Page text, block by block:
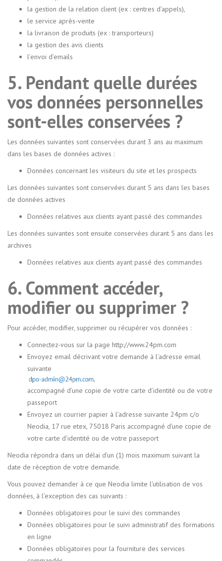
la gestion de la relation client (ex : centres d’appels),
le service après-vente
la livraison de produits (ex : transporteurs)
la gestion des avis clients
l’envoi d’emails
5. Pendant quelle durées
vos données personnelles
sont-elles conservées ?
Les données suivantes sont conservées durant 3 ans au maximum
dans les bases de données actives :
Données concernant les visiteurs du site et les prospects
Les données suivantes sont conservées durant 5 ans dans les bases
de données actives
Données relatives aux clients ayant passé des commandes
Les données suivantes sont ensuite conservées durant 5 ans dans les
archives
Données relatives aux clients ayant passé des commandes
6. Comment accéder,
modifier ou supprimer ?
Pour accéder, modifier, supprimer ou récupérer vos données :
Connectez-vous sur la page http://www.24pm.com
Envoyez email décrivant votre demande à l’adresse email
suivante
accompagné d’une copie de votre carte d’identité ou de votre
passeport
Envoyez un courrier papier à l’adresse suivante 24pm c/o
Neodia, 17 rue etex, 75018 Paris accompagné d’une copie de
votre carte d’identité ou de votre passeport
Neodia répondra dans un délai d’un (1) mois maximum suivant la
date de réception de votre demande.
Vous pouvez demander à ce que Neodia limite l’utilisation de vos
données, à l’exception des cas suivants :
Données obligatoires pour le suivi des commandes
Données obligatoires pour le suivi administratif des formations
en ligne
Données obligatoires pour la fourniture des services